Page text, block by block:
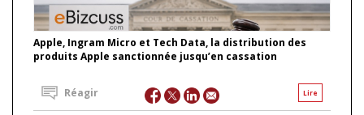
Apple, Ingram Micro et Tech Data, la distribution des
produits Apple sanctionnée jusqu’en cassation
Lire
Réagir